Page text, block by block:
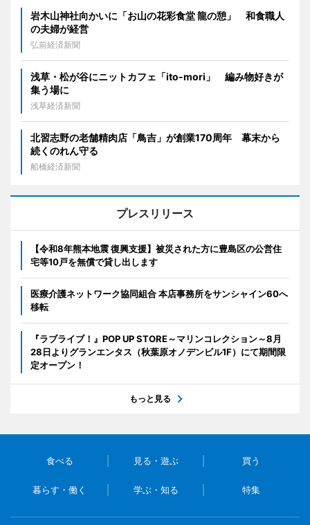
岩木山神社向かいに「お山の花彩食堂 龍の憩」 和食職人
の夫婦が経営
弘前経済新聞
浅草・松が谷にニットカフェ「ito-mori」 編み物好きが
集う場に
浅草経済新聞
北習志野の老舗精肉店「鳥吉」が創業170周年 幕末から
続くのれん守る
船橋経済新聞
プレスリリース
【令和8年熊本地震 復興支援】被災された方に豊島区の公営住
宅等10戸を無償で貸し出します
医療介護ネットワーク協同組合 本店事務所をサンシャイン60へ
移転
『ラブライブ！』POP UP STORE～マリンコレクション～8月
28日よりグランエンタス（秋葉原オノデンビル1F）にて期間限
定オープン！
もっと見る
食べる 見る・遊ぶ 買う
暮らす・働く 学ぶ・知る 特集